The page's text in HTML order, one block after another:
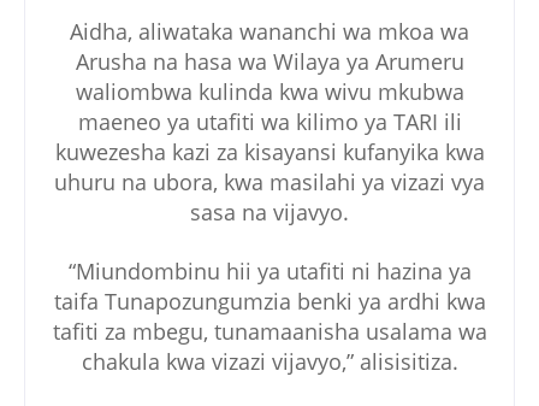
Aidha, aliwataka wananchi wa mkoa wa
Arusha na hasa wa Wilaya ya Arumeru
waliombwa kulinda kwa wivu mkubwa
maeneo ya utafiti wa kilimo ya TARI ili
kuwezesha kazi za kisayansi kufanyika kwa
uhuru na ubora, kwa masilahi ya vizazi vya
sasa na vijavyo.
“Miundombinu hii ya utafiti ni hazina ya
taifa Tunapozungumzia benki ya ardhi kwa
tafiti za mbegu, tunamaanisha usalama wa
chakula kwa vizazi vijavyo,” alisisitiza.